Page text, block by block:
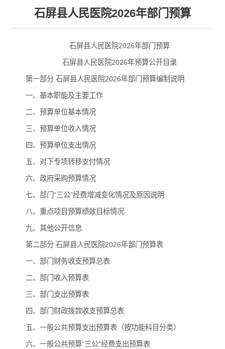
石屏县人民医院2026年部门预算
石屏县人民医院2026年部门预算
石屏县人民医院2026年预算公开目录
第一部分 石屏县人民医院2026年部门预算编制说明
一、基本职能及主要工作
二、预算单位基本情况
三、预算单位收入情况
四、预算单位支出情况
五、对下专项转移支付情况
六、政府采购预算情况
七、部门“三公”经费增减变化情况及原因说明
八、重点项目预算绩效目标情况
九、其他公开信息
第二部分 石屏县人民医院2026年部门预算表
一、部门财务收支预算总表
二、部门收入预算表
三、部门支出预算表
四、部门财政拨款收支预算总表
五、一般公共预算支出预算表（按功能科目分类）
六、一般公共预算“三公”经费支出预算表